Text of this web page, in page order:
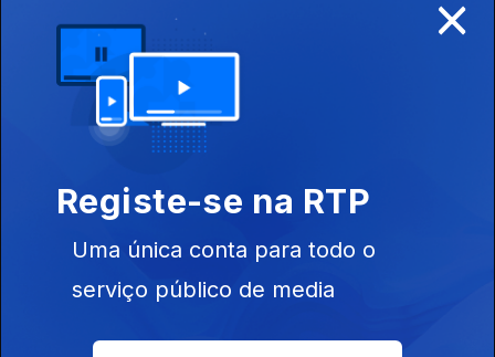
Dina Aguiar
Ep. 9 03 set. 2022
×
Registe-se na RTP
Uma única conta para todo o
serviço público de media